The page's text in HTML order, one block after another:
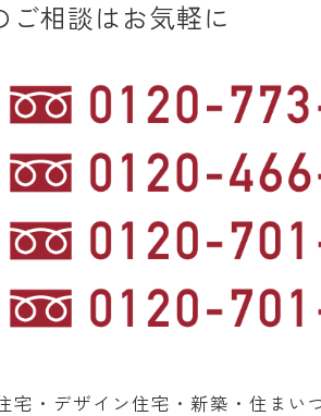
ご相談はお気軽に
宅・デザイン住宅・新築・住まい